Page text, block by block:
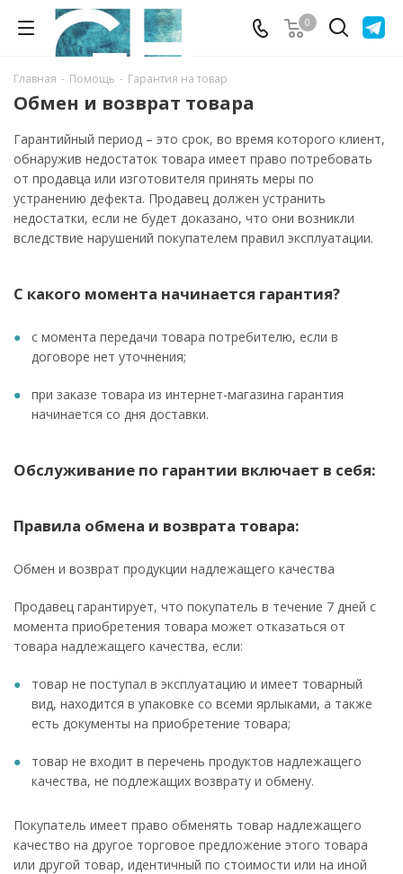
0
Главная - Помощь - Гарантия на товар
Обмен и возврат товара
Гарантийный период – это срок, во время которого клиент,
обнаружив недостаток товара имеет право потребовать
от продавца или изготовителя принять меры по
устранению дефекта. Продавец должен устранить
недостатки, если не будет доказано, что они возникли
вследствие нарушений покупателем правил эксплуатации.
С какого момента начинается гарантия?
с момента передачи товара потребителю, если в
договоре нет уточнения;
при заказе товара из интернет-магазина гарантия
начинается со дня доставки.
Обслуживание по гарантии включает в себя:
Правила обмена и возврата товара:
Обмен и возврат продукции надлежащего качества
Продавец гарантирует, что покупатель в течение 7 дней с
момента приобретения товара может отказаться от
товара надлежащего качества, если:
товар не поступал в эксплуатацию и имеет товарный
вид, находится в упаковке со всеми ярлыками, а также
есть документы на приобретение товара;
товар не входит в перечень продуктов надлежащего
качества, не подлежащих возврату и обмену.
Покупатель имеет право обменять товар надлежащего
качество на другое торговое предложение этого товара
или другой товар, идентичный по стоимости или на иной